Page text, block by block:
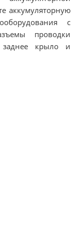
аккумуляторную
с
проводки
заднее крыло и